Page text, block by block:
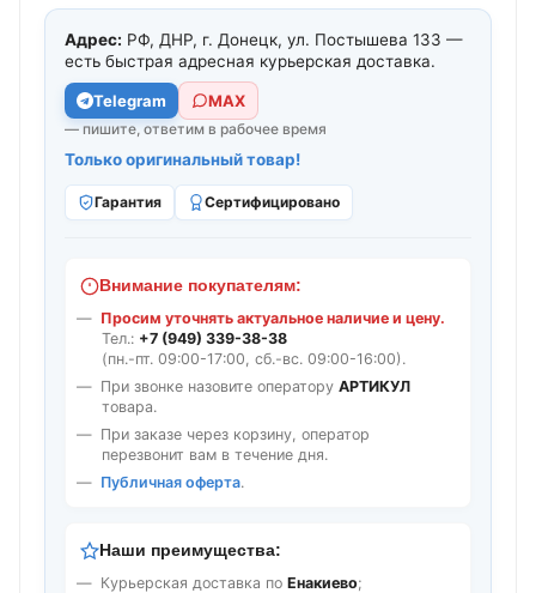
Адрес: РФ, ДНР, г. Донецк, ул. Постышева 133 —
есть быстрая адресная курьерская доставка.
Telegram МАХ
— пишите, ответим в рабочее время
Только оригинальный товар!
Гарантия Сертифицировано
Внимание покупателям:
Просим уточнять актуальное наличие и цену.
Тел.: +7 (949) 339-38-38
(пн.-пт. 09:00-17:00, сб.-вс. 09:00-16:00).
При звонке назовите оператору АРТИКУЛ
товара.
При заказе через корзину, оператор
перезвонит вам в течение дня.
Публичная оферта.
Наши преимущества:
Курьерская доставка по Енакиево;